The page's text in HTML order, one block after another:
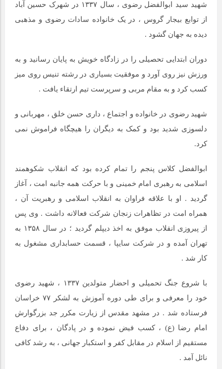
شهید سید ابوالفضل رضوی ، سال ۱۳۳۷ در شهرک حسین آباد
از توابع بیجار گروس ، در یک خانواده سادات رضوی و مذهبی
دیده به جهان گشود .
دوران ابتدایی تحصیلی را در زادگاه خویش به پایان رسانید و به
ورزش نیز روی آورد و موفقیت بسیاری در رشته تنیس روی میز
کسب کرد و به مقام مربی و سرپرست تیم ارتقاء یافت .
شهید رضوی در خانواده و اجتماع ، داری حسن خلق ، مهربانی و
دلسوزی شدید بود و کمک به دیگران را هیچگاه فراموش نمی
کرد.
ابوالفضل کلاس پنجم را تمام کرده بود که انقلاب شکوهمند
اسلامی به رهبری امام خمینی و با حرکت همه جانبه امت ، آغاز
گردید . او با علاقه فراوان به انقلاب اسلامی و رهبریت آن ،
همراه امت در تظاهرات زنجان شرکت فعالانه داشت . وی پس
از پیروزی انقلاب موفق به اخذ دیپلم گردید ؛ در سال ۱۳۵۸ به
تهران آمده و در شرکت سایپا ، قسمت حسابداری مشغول به
کار شد .
با شروع جنگ تحمیلی و احضار متولدین ۱۳۳۷ ، شهید رضوی
خود را معرفی و برای طی دوره آموزش به لشکر ۷۷ خراسان
فرستاده شد . در مشهد مقدس از زیارت مکرر جد بزرگوارش
امام رضا (ع) ، کسب فیض نموده و در پادگان ، برای دفاع
مستقیم از اسلام در مقابل کفر و استکبار جهانی ، به رشد کافی
نائل آمد .